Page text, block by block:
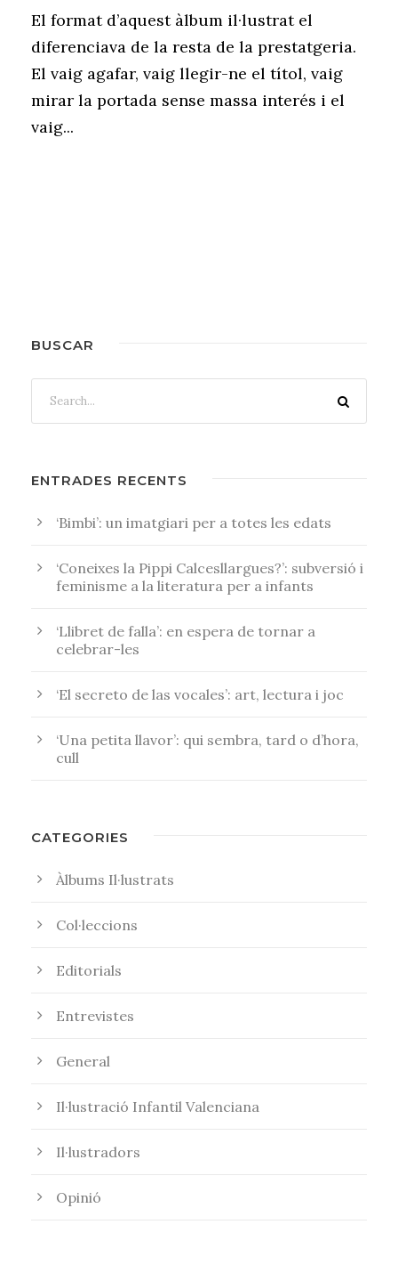
El format d’aquest àlbum il·lustrat el
diferenciava de la resta de la prestatgeria.
El vaig agafar, vaig llegir-ne el títol, vaig
mirar la portada sense massa interés i el
vaig...
BUSCAR
ENTRADES RECENTS
‘Bimbi’: un imatgiari per a totes les edats
‘Coneixes la Pippi Calcesllargues?’: subversió i
feminisme a la literatura per a infants
‘Llibret de falla’: en espera de tornar a
celebrar-les
‘El secreto de las vocales’: art, lectura i joc
‘Una petita llavor’: qui sembra, tard o d’hora,
cull
CATEGORIES
Àlbums Il·lustrats
Col·leccions
Editorials
Entrevistes
General
Il·lustració Infantil Valenciana
Il·lustradors
Opinió